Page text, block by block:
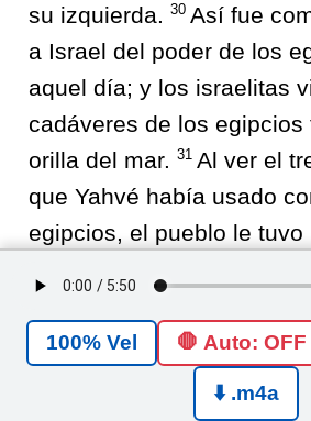
su izquierda.
30 Así fue
a Israel del poder de los
aquel día; y los israelitas
cadáveres de los egipcios
orilla del mar.
31 Al ver el
que Yahvé había usado
egipcios, el pueblo le tuvo
ÉXODO
< 14
🛑 Auto: OFF
⬇️ .m4a